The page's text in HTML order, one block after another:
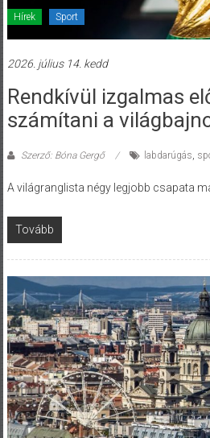
Hírek Sport
2026. július 14. kedd
Rendkívül izgalmas
számítani a
Szerző: Bóna Gergő labdarúgás,
A világranglista négy legjobb csapata
Tovább